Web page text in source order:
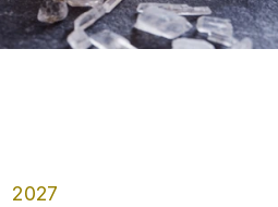
2027